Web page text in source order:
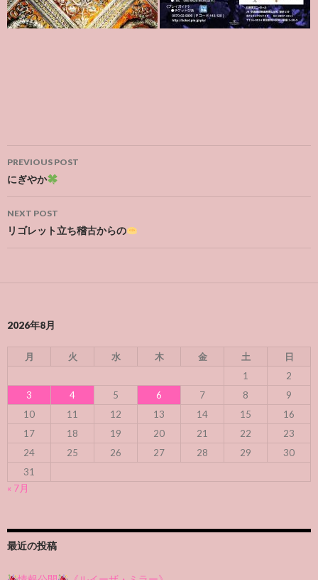
Post
navigation
PREVIOUS POST
にぎやか
NEXT POST
リゴレット立ち稽古からの
2026年8月
月 火 水 木 金 土
日
1
2
3
4 5 6 7 8
9
10
11 12 13 14 15
16
17
18 19 20 21 22
23
24
25 26 27 28 29
30
31
« 7月
最近の投稿